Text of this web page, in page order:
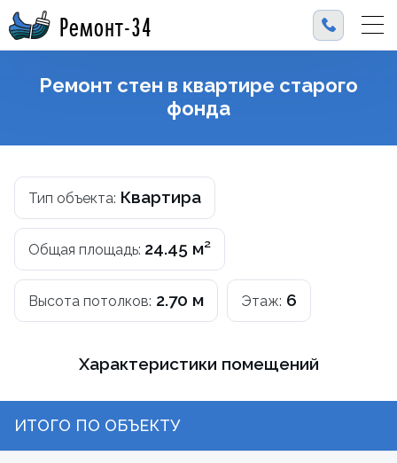
Ремонт-34
Ремонт стен в квартире старого
фонда
Тип объекта: Квартира
Общая площадь: 24.45 м²
Высота потолков: 2.70 м Этаж: 6
Характеристики помещений
ИТОГО ПО ОБЪЕКТУ